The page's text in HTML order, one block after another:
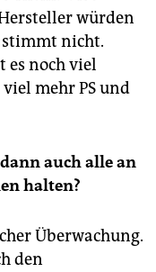
würden
stimmt nicht.
es noch viel
mehr PS und
auch alle an
halten?
Überwachung.
den